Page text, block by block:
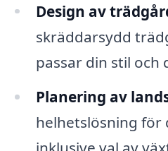
Design av
skräddarsydd
passar din stil och
Planering av
helhetslösning för